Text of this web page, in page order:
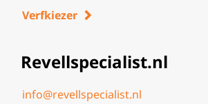
Verfkiezer
Revellspecialist.nl
info@revellspecialist.nl